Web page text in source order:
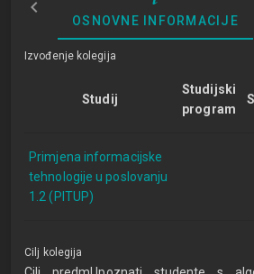
OSNOVNE INFORMACIJE
Izvođenje kolegija
Studij
Studijski
program
Primjena informacijske
tehnologije u poslovanju
1.2 (PITUP)
Cilj kolegija